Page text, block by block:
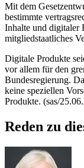
Mit dem
bestimmte
Inhalte und digitaler
mitgliedstaatliches
Digitale Produkte
vor allem für den
Bundesregierung.
keine speziellen
Produkte. (sas/
Reden zu